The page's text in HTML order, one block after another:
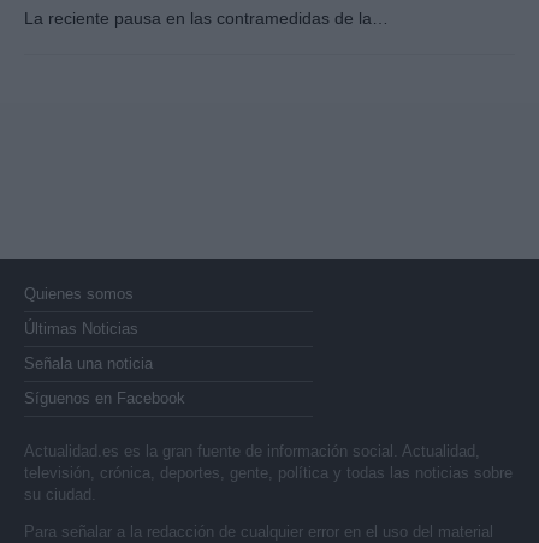
La reciente pausa en las contramedidas de la…
Quienes somos
Últimas Noticias
Señala una noticia
Síguenos en Facebook
Actualidad.es es la gran fuente de información social. Actualidad,
televisión, crónica, deportes, gente, política y todas las noticias sobre
su ciudad.
Para señalar a la redacción de cualquier error en el uso del material